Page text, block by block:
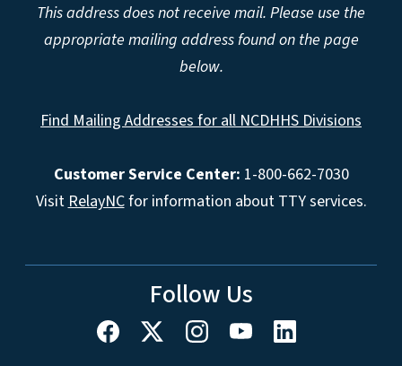
This address does not receive mail. Please use the
appropriate mailing address found on the page
below.
Find Mailing Addresses for all NCDHHS Divisions
Customer Service Center: 1-800-662-7030
VisitRelayNCfor information about TTY services.
Follow Us